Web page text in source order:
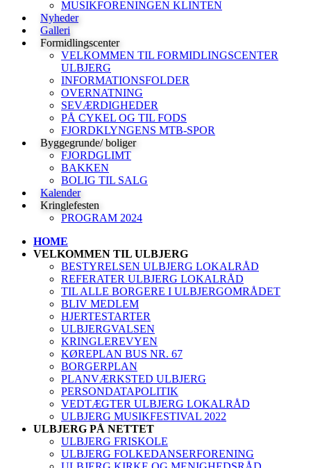
MUSIKFORENINGEN KLINTEN
Nyheder
Galleri
Formidlingscenter
VELKOMMEN TIL FORMIDLINGSCENTER
ULBJERG
INFORMATIONSFOLDER
OVERNATNING
SEVÆRDIGHEDER
PÅ CYKEL OG TIL FODS
FJORDKLYNGENS MTB-SPOR
Byggegrunde/ boliger
FJORDGLIMT
BAKKEN
BOLIG TIL SALG
Kalender
Kringlefesten
PROGRAM 2024
HOME
VELKOMMEN TIL ULBJERG
BESTYRELSEN ULBJERG LOKALRÅD
REFERATER ULBJERG LOKALRÅD
TIL ALLE BORGERE I ULBJERGOMRÅDET
BLIV MEDLEM
HJERTESTARTER
ULBJERGVALSEN
KRINGLEREVYEN
KØREPLAN BUS NR. 67
BORGERPLAN
PLANVÆRKSTED ULBJERG
PERSONDATAPOLITIK
VEDTÆGTER ULBJERG LOKALRÅD
ULBJERG MUSIKFESTIVAL 2022
ULBJERG PÅ NETTET
ULBJERG FRISKOLE
ULBJERG FOLKEDANSERFORENING